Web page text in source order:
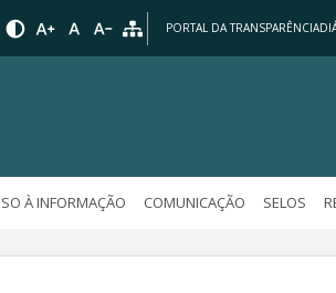
PORTAL DA TRANSPARÊNCIA
À INFORMAÇÃO COMUNICAÇÃO SELOS